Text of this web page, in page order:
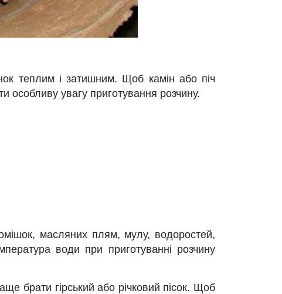
теплим і затишним. Щоб камін або піч
особливу увагу приготування розчину.
масляних плям, мулу, водоростей,
води при приготуванні розчину
брати гірський або річковий пісок. Щоб